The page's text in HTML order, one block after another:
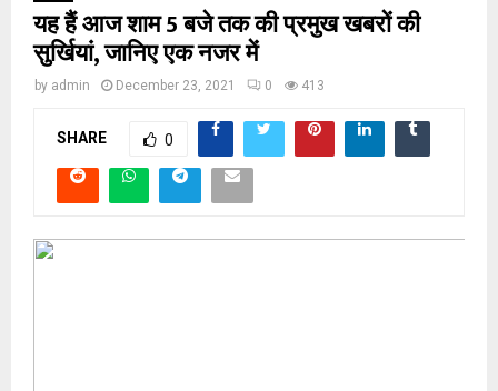
यह हैं आज शाम 5 बजे तक की प्रमुख खबरों की
सुर्खियां, जानिए एक नजर में
by admin December 23, 2021 0 413
SHARE 0